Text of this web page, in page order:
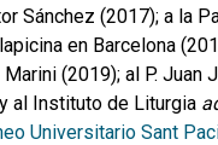
Sánchez (2017); a la
en Barcelona
(2019); al P. Juan
al Instituto de Liturgia
Universitario Sant